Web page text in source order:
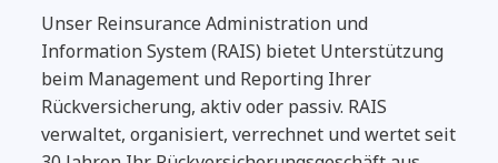
Unser Reinsurance Administration und
Information System (RAIS) bietet Unterstützung
beim Management und Reporting Ihrer
Rückversicherung, aktiv oder passiv. RAIS
verwaltet, organisiert, verrechnet und wertet seit